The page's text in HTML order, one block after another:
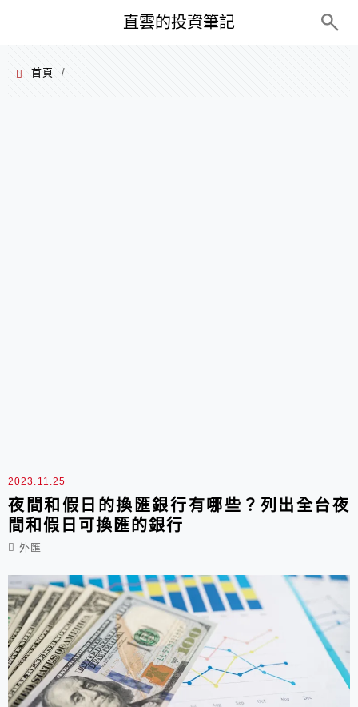
直雲的投資筆記
首頁 /
2023.11.25
夜間和假日的換匯銀行有哪些？列出全台夜
間和假日可換匯的銀行
外匯